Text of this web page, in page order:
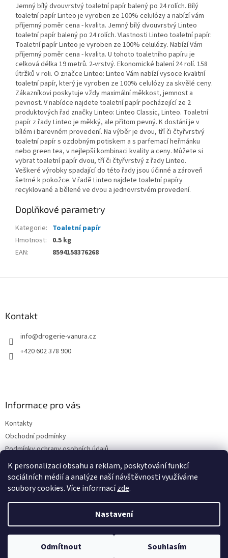
K personalizaci obsahu a reklam, poskytování funkcí
sociálních médií a analýze naší návštěvnosti využíváme
soubory cookies. Více informacízde.
Nastavení
Odmítnout Souhlasím
Jemný bílý dvouvrstvý toaletní papír balený po 24 rolích. Bílý
toaletní papír Linteo je vyroben ze 100% celulózy a nabízí vám
příjemný poměr cena - kvalita. Jemný bílý dvouvrstvý Linteo
toaletní papír balený po 24 rolích. Vlastnosti Linteo toaletní papír:
Toaletní papír Linteo je vyroben ze 100% celulózy. Nabízí Vám
příjemný poměr cena - kvalita. U tohoto toaletního papíru je
celková délka 19 metrů. 2-vrstvý. Ekonomické balení 24 rolí. 158
útržků v roli. O značce Linteo: Linteo Vám nabízí vysoce kvalitní
toaletní papír, který je vyroben ze 100% celulózy za skvělé ceny.
Zákazníkovi poskytuje vždy maximální měkkost, jemnost a
pevnost. V nabídce najdete toaletní papír pocházející ze 2
produktových řad značky Linteo: Linteo Classic, Linteo. Toaletní
papír z řady Linteo je měkký, ale přitom pevný. K dostání je v
bílém i barevném provedení. Na výběr je dvou, tří či čtyřvrstvý
toaletní papír s ozdobným potiskem a s parfemací heřmánku
nebo green tea, v nejlepší kombinaci kvality a ceny. Můžete si
vybrat toaletní papír dvou, tří či čtyřvrstvý z řady Linteo.
Veškeré výrobky spadající do této řady jsou účinné a zároveň
šetrné k pokožce. V řadě Linteo najdete toaletní papíry
recyklované a bělené ve dvou a jednovrstvém provedení.
Doplňkové parametry
Kategorie: Toaletní papír
Hmotnost:
0.5 kg
EAN: 8594158376268
Kontakt
info@drogerie-vanura.cz
+420 602 378 900
Informace pro vás
Kontakty
Obchodní podmínky
Podmínky ochrany osobních údajů
Dodací a platební podmínky
Copyright 2026drogerie-vanura.cz. Všechna práva vyhrazena.
Upravit nastavení cookies